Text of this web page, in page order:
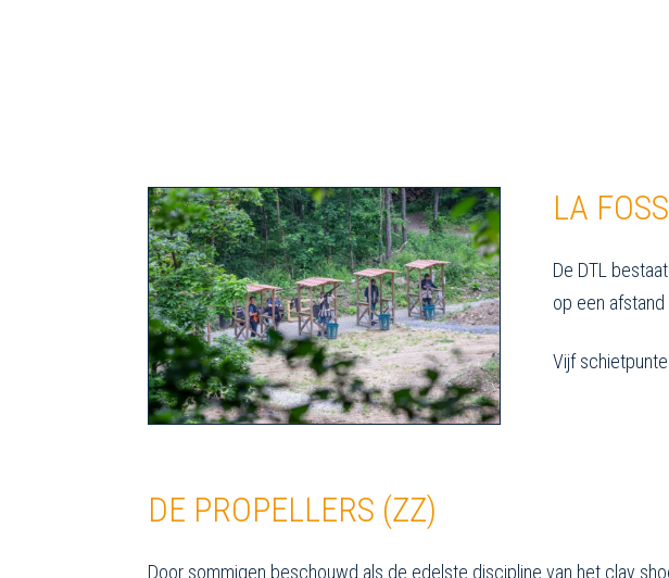
LA
De DTL
op een
Vijf
DE PROPELLERS (ZZ)
Door sommigen beschouwd als de edelste discipline van het clay